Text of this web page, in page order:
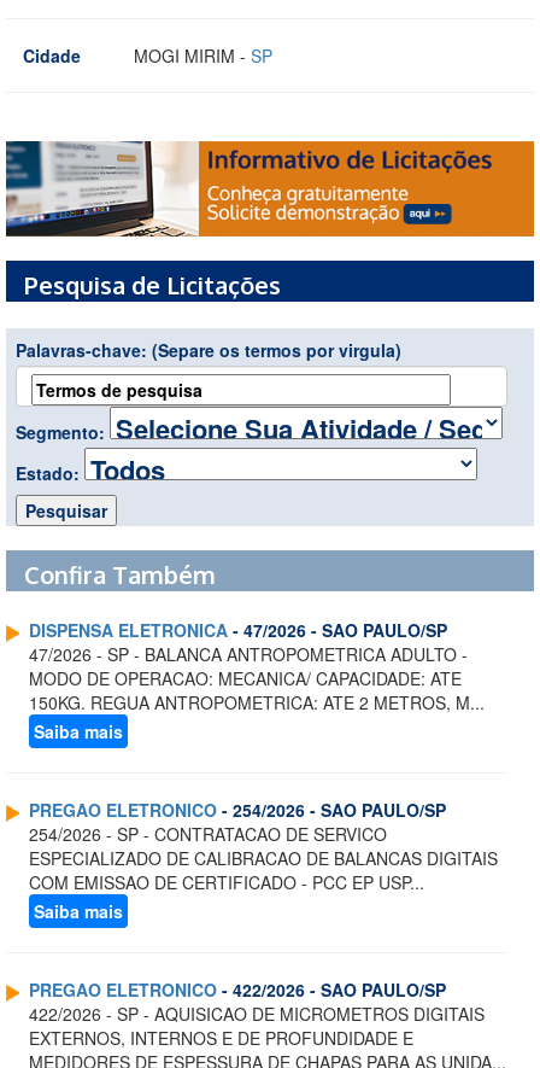
Cidade MOGI MIRIM - SP
Pesquisa de Licitações
Palavras-chave: (Separe os termos por virgula)
Segmento:
Estado:
Confira Também
DISPENSA ELETRONICA - 47/2026 - SAO PAULO/SP
47/2026 - SP - BALANCA ANTROPOMETRICA ADULTO -
MODO DE OPERACAO: MECANICA/ CAPACIDADE: ATE
150KG. REGUA ANTROPOMETRICA: ATE 2 METROS, M...
Saiba mais
PREGAO ELETRONICO - 254/2026 - SAO PAULO/SP
254/2026 - SP - CONTRATACAO DE SERVICO
ESPECIALIZADO DE CALIBRACAO DE BALANCAS DIGITAIS
COM EMISSAO DE CERTIFICADO - PCC EP USP...
Saiba mais
PREGAO ELETRONICO - 422/2026 - SAO PAULO/SP
422/2026 - SP - AQUISICAO DE MICROMETROS DIGITAIS
EXTERNOS, INTERNOS E DE PROFUNDIDADE E
MEDIDORES DE ESPESSURA DE CHAPAS PARA AS UNIDA...